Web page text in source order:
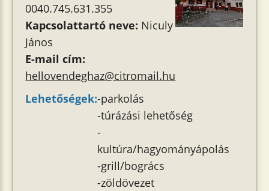
0040.745.631.355
Kapcsolattartó neve: Niculy
János
E-mail cím:
hellovendeghaz@citromail.hu
Lehetőségek:-parkolás
-túrázási lehetőség
-
kultúra/hagyományápolás
-grill/bogrács
-zöldövezet